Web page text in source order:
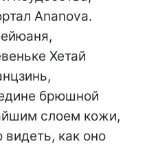
Ananova.
Хетай
брюшной
слоем кожи,
как оно